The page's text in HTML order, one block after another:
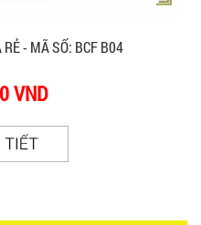
- MÃ SỐ: BCF B04
VND